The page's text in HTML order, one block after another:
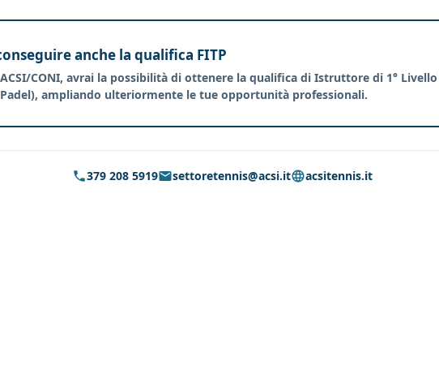
anche la qualifica FITP
CONI, avrai la possibilità di ottenere la qualifica di Istruttore di 1° Livello
ampliando ulteriormente le tue opportunità professionali.
379 208 5919 settoretennis@acsi.it acsitennis.it